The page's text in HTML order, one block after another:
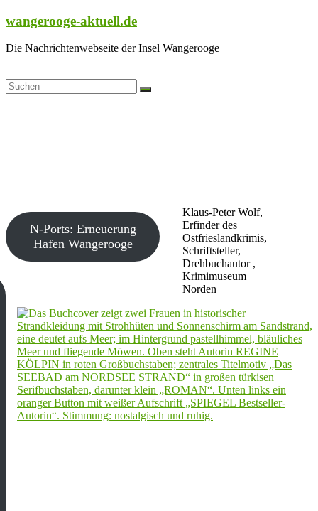
Zum
springen
wangerooge-aktuell.de
Die Nachrichtenwebseite der Insel Wangerooge
Klaus-Peter Wolf,
Erfinder des
Ostfrieslandkrimis,
Schriftsteller,
Drehbuchautor ,
Krimimuseum
Norden
N-Ports: Erneuerung
Hafen Wangerooge